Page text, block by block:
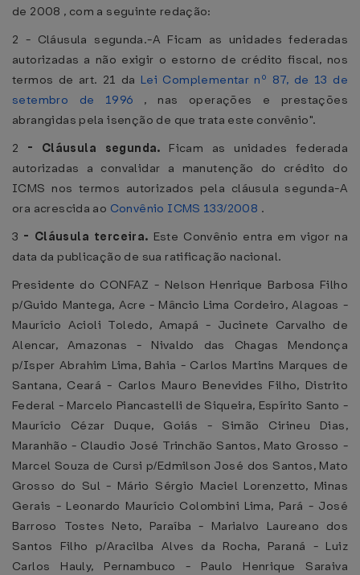
de 2008 , com a seguinte redação:
2 - Cláusula segunda.-A Ficam as unidades federadas
autorizadas a não exigir o estorno de crédito fiscal, nos
termos de art. 21 da Lei Complementar nº 87, de 13 de
setembro de 1996 , nas operações e prestações
abrangidas pela isenção de que trata este convênio".
2 - Cláusula segunda. Ficam as unidades federada
autorizadas a convalidar a manutenção do crédito do
ICMS nos termos autorizados pela cláusula segunda-A
ora acrescida ao Convênio ICMS 133/2008 .
3 - Cláusula terceira. Este Convênio entra em vigor na
data da publicação de sua ratificação nacional.
Presidente do CONFAZ - Nelson Henrique Barbosa Filho
p/Guido Mantega, Acre - Mâncio Lima Cordeiro, Alagoas -
Maurício Acioli Toledo, Amapá - Jucinete Carvalho de
Alencar, Amazonas - Nivaldo das Chagas Mendonça
p/Isper Abrahim Lima, Bahia - Carlos Martins Marques de
Santana, Ceará - Carlos Mauro Benevides Filho, Distrito
Federal - Marcelo Piancastelli de Siqueira, Espírito Santo -
Maurício Cézar Duque, Goiás - Simão Cirineu Dias,
Maranhão - Claudio José Trinchão Santos, Mato Grosso -
Marcel Souza de Cursi p/Edmilson José dos Santos, Mato
Grosso do Sul - Mário Sérgio Maciel Lorenzetto, Minas
Gerais - Leonardo Maurício Colombini Lima, Pará - José
Barroso Tostes Neto, Paraíba - Marialvo Laureano dos
Santos Filho p/Aracilba Alves da Rocha, Paraná - Luiz
Carlos Hauly, Pernambuco - Paulo Henrique Saraiva